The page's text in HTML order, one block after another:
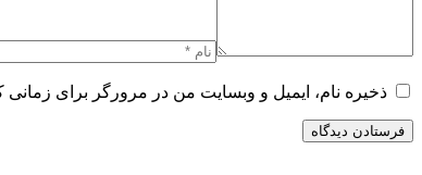
ذخیره نام، ایمیل و وبسایت من در مرورگر برای زمانی